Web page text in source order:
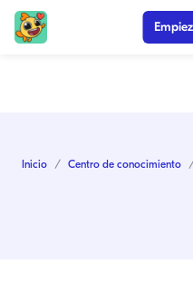
Inicio Centro de conocimiento